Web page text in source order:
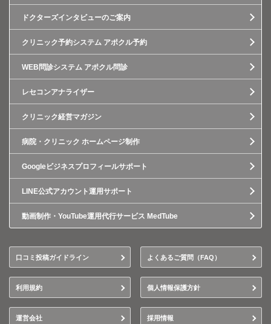
ドクターズインタビューのご案内
クリニック予約システム アポクル予約
WEB問診システム アポクル問診
レセコンアナライザー
クリニック経営マガジン
病院・クリニック ホームページ制作
Googleビジネスプロフィールサポート
LINE公式アカウント運用サポート
動画制作・YouTube運用代行サービス MedTube
口コミ投稿ガイドライン よくあるご質問（FAQ）
利用規約 個人情報保護方針
運営会社 採用情報